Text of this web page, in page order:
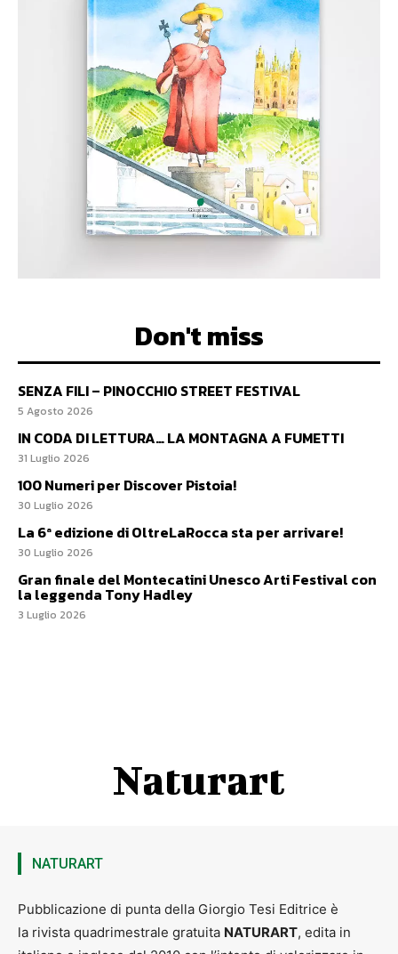
Don't miss
SENZA FILI – PINOCCHIO STREET FESTIVAL
5 Agosto 2026
IN CODA DI LETTURA… LA MONTAGNA A FUMETTI
31 Luglio 2026
100 Numeri per Discover Pistoia!
30 Luglio 2026
La 6ª edizione di OltreLaRocca sta per arrivare!
30 Luglio 2026
Gran finale del Montecatini Unesco Arti Festival con
la leggenda Tony Hadley
3 Luglio 2026
Naturart
NATURART
Pubblicazione di punta della Giorgio Tesi Editrice è
la rivista quadrimestrale gratuita NATURART, edita in